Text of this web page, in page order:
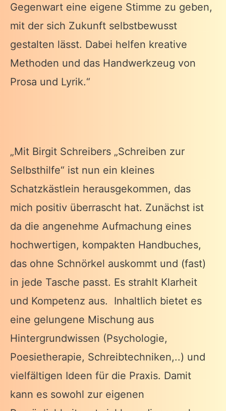
Gegenwart eine eigene Stimme zu geben,
mit der sich Zukunft selbstbewusst
gestalten lässt. Dabei helfen kreative
Methoden und das Handwerkzeug von
Prosa und Lyrik.“
„Mit Birgit Schreibers „Schreiben zur
Selbsthilfe“ ist nun ein kleines
Schatzkästlein herausgekommen, das
mich positiv überrascht hat. Zunächst ist
da die angenehme Aufmachung eines
hochwertigen, kompakten Handbuches,
das ohne Schnörkel auskommt und (fast)
in jede Tasche passt. Es strahlt Klarheit
und Kompetenz aus. Inhaltlich bietet es
eine gelungene Mischung aus
Hintergrundwissen (Psychologie,
Poesietherapie, Schreibtechniken,..) und
vielfältigen Ideen für die Praxis. Damit
kann es sowohl zur eigenen